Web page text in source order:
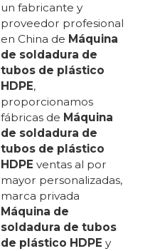
un fabricante y
proveedor profesional
en China de Máquina
de soldadura de
tubos de plástico
HDPE,
proporcionamos
fábricas de Máquina
de soldadura de
tubos de plástico
HDPE ventas al por
mayor personalizadas,
marca privada
Máquina de
soldadura de tubos
de plástico HDPE y